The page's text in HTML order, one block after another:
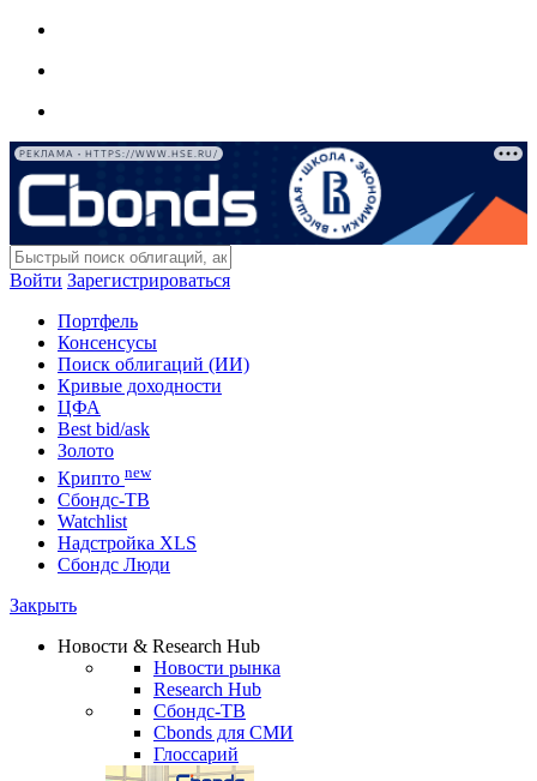
РЕКЛАМА • HTTPS://WWW.HSE.RU/
Войти Зарегистрироваться
Портфель
Консенсусы
Поиск облигаций (ИИ)
Кривые доходности
ЦФА
Best bid/ask
Золото
Крипто new
Сбондс-ТВ
Watchlist
Надстройка XLS
Сбондс Люди
Закрыть
Новости & Research Hub
Новости рынка
Research Hub
Сбондс-ТВ
Cbonds для СМИ
Глоссарий